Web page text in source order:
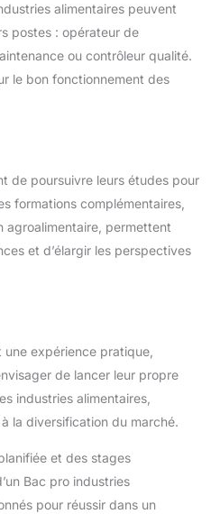
alimentaires peuvent
postes : opérateur de
ou contrôleur qualité.
le bon fonctionnement des
de poursuivre leurs études pour
formations complémentaires,
agroalimentaire, permettent
et d’élargir les perspectives
expérience pratique,
de lancer leur propre
industries alimentaires,
la diversification du marché.
et des stages
Bac pro industries
pour réussir dans un